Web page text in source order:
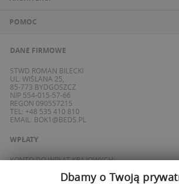
POMOC
DANE FIRMOWE
STWD ROMAN BILECKI
UL. WIŚLANA 25,
85-773 BYDGOSZCZ
NIP 554-015-57-66
REGON 090557215
TEL: +48 535 410 810
EMAIL: BOK1@BEDS.PL
WPŁATY
KONTO DO WPŁAT KRAJOWYCH:
69 1050 1139 1000 0090 8355 0765
Dbamy o Twoją